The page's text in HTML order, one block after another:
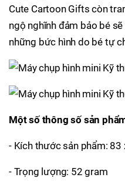
Cute Cartoon Gifts còn
ngộ nghĩnh đảm bảo bé
những bức hình do bé tự
Một số thông số sản
- Kích thước sản phẩm: 83
- Trọng lượng: 52 gram